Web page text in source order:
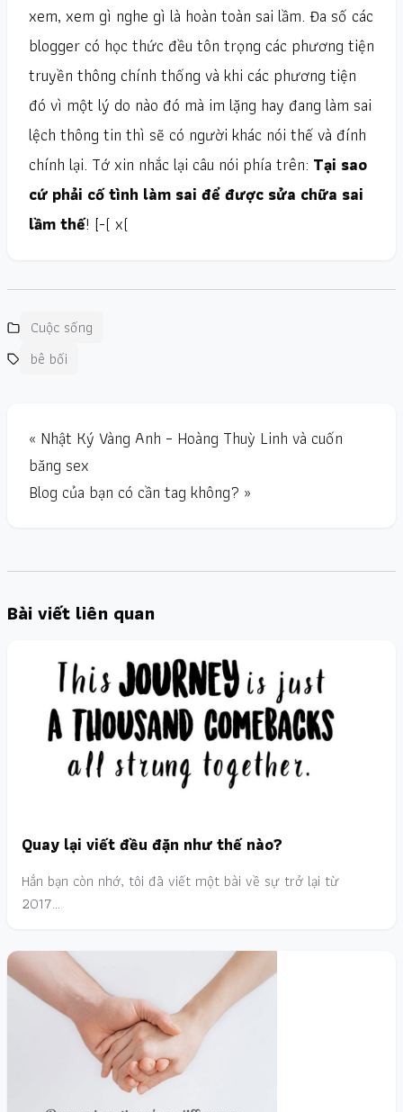
xem, xem gì nghe gì là hoàn toàn sai lầm. Đa số các
blogger có học thức đều tôn trọng các phương tiện
truyền thông chính thống và khi các phương tiện
đó vì một lý do nào đó mà im lặng hay đang làm sai
lệch thông tin thì sẽ có người khác nói thế và đính
chính lại. Tớ xin nhắc lại câu nói phía trên: Tại sao
cứ phải cố tình làm sai để được sửa chữa sai
lầm thế! [-( x(
Cuộc sống
bê bối
« Nhật Ký Vàng Anh – Hoàng Thuỳ Linh và cuốn
băng sex
Blog của bạn có cần tag không? »
Bài viết liên quan
Quay lại viết đều đặn như thế nào?
Hẳn bạn còn nhớ, tôi đã viết một bài về sự trở lại từ
2017…